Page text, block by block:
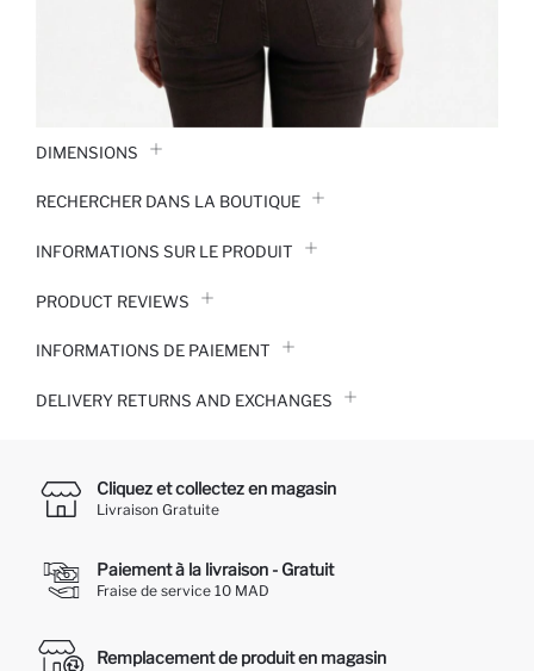
DIMENSIONS
RECHERCHER DANS LA BOUTIQUE
INFORMATIONS SUR LE PRODUIT
PRODUCT REVIEWS
INFORMATIONS DE PAIEMENT
DELIVERY RETURNS AND EXCHANGES
Cliquez et collectez en magasin
Livraison Gratuite
Paiement à la livraison - Gratuit
Fraise de service 10 MAD
Remplacement de produit en magasin